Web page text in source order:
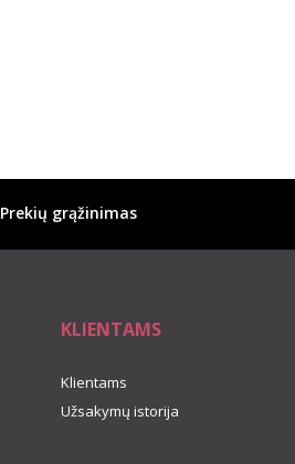
Prekių grąžinimas
KLIENTAMS
Klientams
Užsakymų istorija